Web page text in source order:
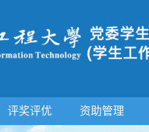
评奖评优 资助管理